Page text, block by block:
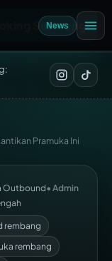
Sekarang
Pramuka Ini
Outbound• Admin
rembang
rembang
News